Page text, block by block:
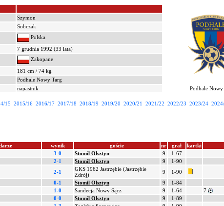
Szymon
Sobczak
Polska
7 grudnia 1992 (33 lata)
Zakopane
181 cm / 74 kg
Podhale Nowy Targ
napastnik Podhale Nowy
15 2015/16 2016/17 2017/18 2018/19 2019/20 2020/21 2021/22 2022/23 2023/24
wynik goście nr grał kartki
3-0 Stomil Olsztyn 9
1-67
2-1 Stomil Olsztyn 9
1-90
2-1
GKS 1962 Jastrzębie (Jastrzębie
Zdrój)
9
1-90
0-1 Stomil Olsztyn 9
1-84
1-0 Sandecja Nowy Sącz 9 1-64
7
0-0 Stomil Olsztyn 9
1-89